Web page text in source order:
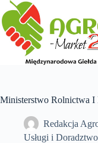
Przejdź
do
treści
Ministerstwo Rolnictwa
Redakcja
Usługi i Doradztwo